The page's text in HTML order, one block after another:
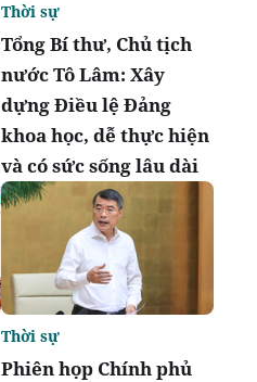
Tổng Bí thư, Chủ tịch
nước Tô Lâm: Xây
dựng Điều lệ Đảng
khoa học, dễ thực hiện
và có sức sống lâu dài
Thời sự
Phiên họp Chính phủ
Thời sự